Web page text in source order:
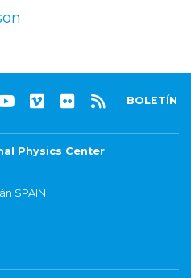
BOLETÍN
Physics Center
SPAIN